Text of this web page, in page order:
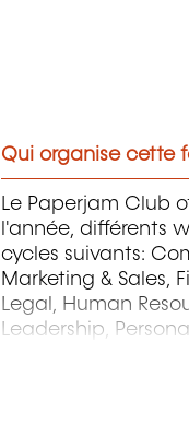
Qui organise cette
Le Paperjam Club
l'année, différents
cycles suivants:
Marketing & Sales,
Legal, Human
Leadership,